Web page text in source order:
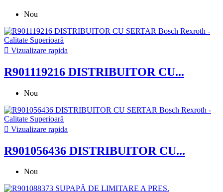
Nou
 Vizualizare rapida
R901119216 DISTRIBUITOR CU...
Nou
 Vizualizare rapida
R901056436 DISTRIBUITOR CU...
Nou